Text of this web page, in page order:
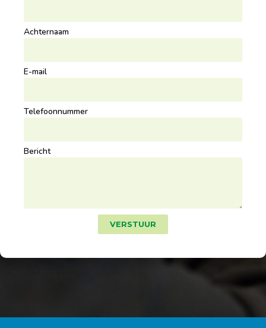
Achternaam
E-mail
Telefoonnummer
Bericht
VERSTUUR